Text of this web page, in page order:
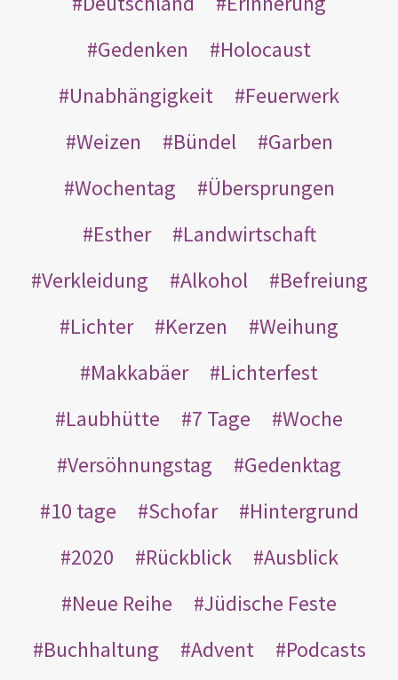
Gedenken
Holocaust
Unabhängigkeit
Feuerwerk
Weizen
Bündel
Garben
Wochentag
Übersprungen
Esther
Landwirtschaft
Verkleidung
Alkohol
Befreiung
Lichter
Kerzen
Weihung
Makkabäer
Lichterfest
Laubhütte
7 Tage
Woche
Versöhnungstag
Gedenktag
10 tage
Schofar
Hintergrund
2020
Rückblick
Ausblick
Neue Reihe
Jüdische Feste
Buchhaltung
Advent
Podcasts